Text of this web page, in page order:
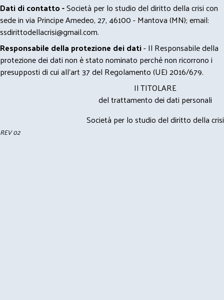
Dati di contatto -Società per lo studio del diritto della crisi con
sede in via Principe Amedeo, 27, 46100 - Mantova (MN); email:
ssdirittodellacrisi@gmail.com.
Responsabile della protezione dei dati- Il Responsabile della
protezione dei dati non è stato nominato perché non ricorrono i
presupposti di cui all’art 37 del Regolamento (UE) 2016/679.
Il TITOLARE
del trattamento dei dati personali
Società per lo studio del diritto della crisi
REV 02